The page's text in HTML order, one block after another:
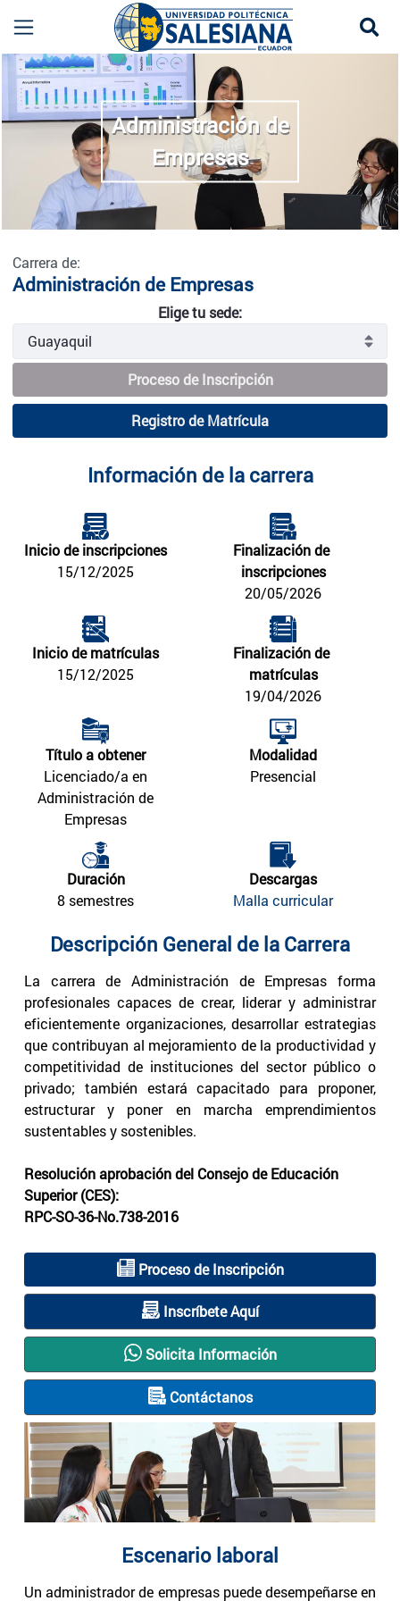
Administración de Empresas - Guayaquil
more
Administración de
Empresas
Carrera de:
Administración de Empresas
Elige tu sede:
Proceso de Inscripción
Registro de Matrícula
Información de la carrera
Inicio de inscripciones
15/12/2025
Finalización de
inscripciones
20/05/2026
Inicio de matrículas
15/12/2025
Finalización de
matrículas
19/04/2026
Título a obtener
Licenciado/a en
Administración de
Empresas
Modalidad
Presencial
Duración
8 semestres
Descargas
Malla curricular
Descripción General de la Carrera
La carrera de Administración de Empresas forma
profesionales capaces de crear, liderar y administrar
eficientemente organizaciones, desarrollar estrategias
que contribuyan al mejoramiento de la productividad y
competitividad de instituciones del sector público o
privado; también estará capacitado para proponer,
estructurar y poner en marcha emprendimientos
sustentables y sostenibles.
Resolución aprobación del Consejo de Educación
Superior (CES):
RPC-SO-36-No.738-2016
Proceso de Inscripción
Inscríbete Aquí
Solicita Información
Contáctanos
Escenario laboral
Un administrador de empresas puede desempeñarse en